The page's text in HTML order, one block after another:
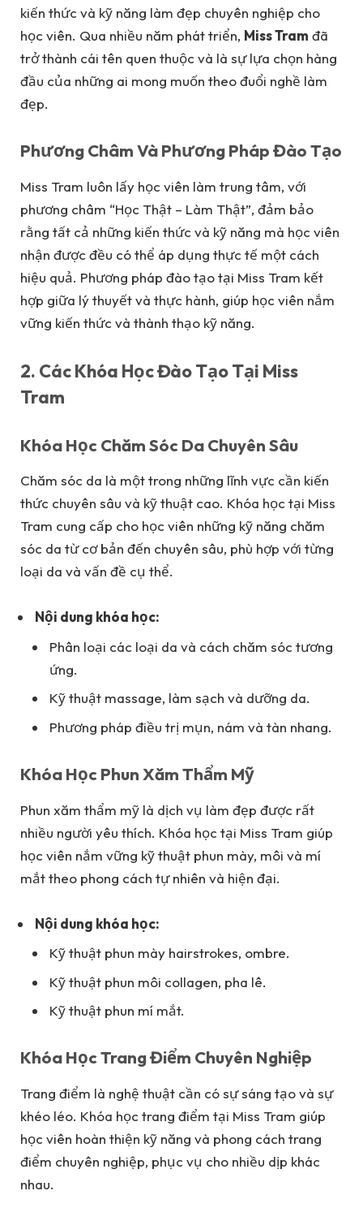
kiến thức và kỹ năng làm đẹp chuyên nghiệp cho
học viên. Qua nhiều năm phát triển, Miss Tram đã
trở thành cái tên quen thuộc và là sự lựa chọn hàng
đầu của những ai mong muốn theo đuổi nghề làm
đẹp.
Phương Châm Và Phương Pháp Đào Tạo
Miss Tram luôn lấy học viên làm trung tâm, với
phương châm “Học Thật – Làm Thật”, đảm bảo
rằng tất cả những kiến thức và kỹ năng mà học viên
nhận được đều có thể áp dụng thực tế một cách
hiệu quả. Phương pháp đào tạo tại Miss Tram kết
hợp giữa lý thuyết và thực hành, giúp học viên nắm
vững kiến thức và thành thạo kỹ năng.
2. Các Khóa Học Đào Tạo Tại Miss
Tram
Khóa Học Chăm Sóc Da Chuyên Sâu
Chăm sóc da là một trong những lĩnh vực cần kiến
thức chuyên sâu và kỹ thuật cao. Khóa học tại Miss
Tram cung cấp cho học viên những kỹ năng chăm
sóc da từ cơ bản đến chuyên sâu, phù hợp với từng
loại da và vấn đề cụ thể.
Nội dung khóa học:
Phân loại các loại da và cách chăm sóc tương
ứng.
Kỹ thuật massage, làm sạch và dưỡng da.
Phương pháp điều trị mụn, nám và tàn nhang.
Khóa Học Phun Xăm Thẩm Mỹ
Phun xăm thẩm mỹ là dịch vụ làm đẹp được rất
nhiều người yêu thích. Khóa học tại Miss Tram giúp
học viên nắm vững kỹ thuật phun mày, môi và mí
mắt theo phong cách tự nhiên và hiện đại.
Nội dung khóa học:
Kỹ thuật phun mày hairstrokes, ombre.
Kỹ thuật phun môi collagen, pha lê.
Kỹ thuật phun mí mắt.
Khóa Học Trang Điểm Chuyên Nghiệp
Trang điểm là nghệ thuật cần có sự sáng tạo và sự
khéo léo. Khóa học trang điểm tại Miss Tram giúp
học viên hoàn thiện kỹ năng và phong cách trang
điểm chuyên nghiệp, phục vụ cho nhiều dịp khác
nhau.